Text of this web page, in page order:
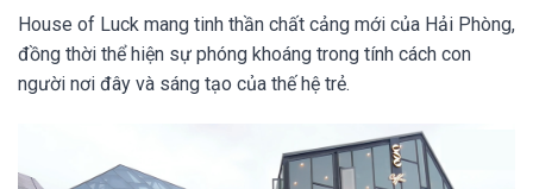
House of Luck mang tinh thần chất cảng mới của Hải Phòng,
đồng thời thể hiện sự phóng khoáng trong tính cách con
người nơi đây và sáng tạo của thế hệ trẻ.